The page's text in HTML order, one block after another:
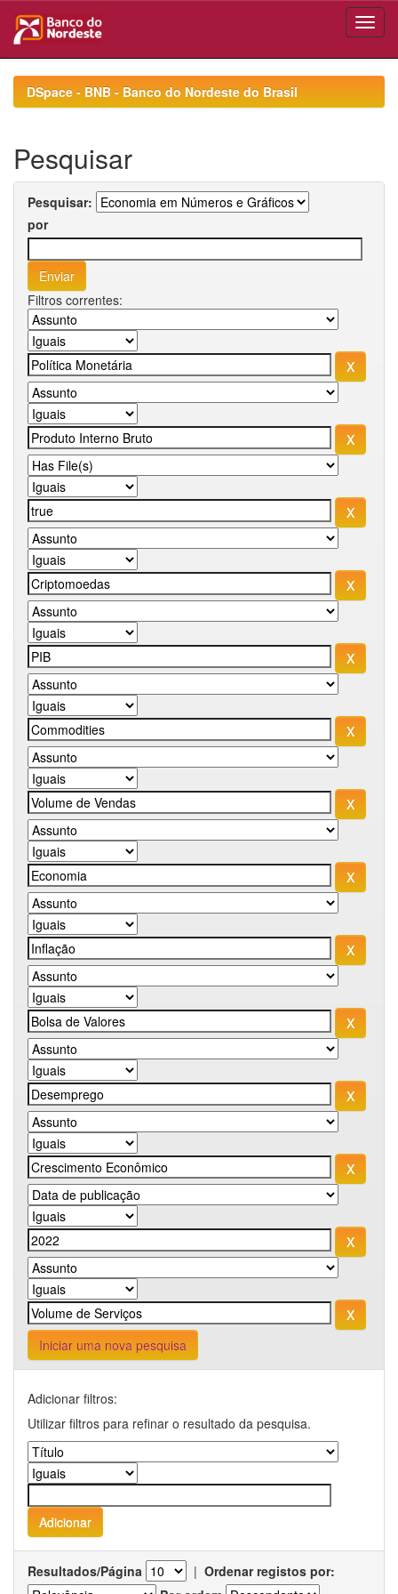
navigationDSpace - BNB - Banco do Nordeste do Brasil
Pesquisar
Pesquisar:
por
Filtros correntes:
Iniciar uma nova pesquisa
Adicionar filtros:
Utilizar filtros para refinar o resultado da pesquisa.
Resultados/Página | Ordenar registos por: